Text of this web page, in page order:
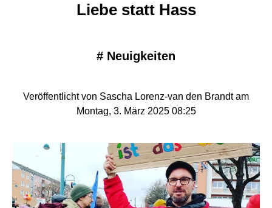
Liebe statt Hass
# Neuigkeiten
Veröffentlicht von Sascha Lorenz-van den Brandt am
Montag, 3. März 2025 08:25